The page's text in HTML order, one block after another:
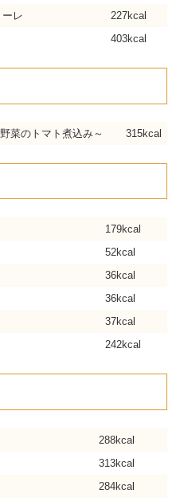
レ
227kcal
403kcal
菜のトマト煮込み～ 315kcal
179kcal
52kcal
36kcal
36kcal
37kcal
242kcal
288kcal
313kcal
284kcal